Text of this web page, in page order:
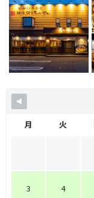
月 火
3 4